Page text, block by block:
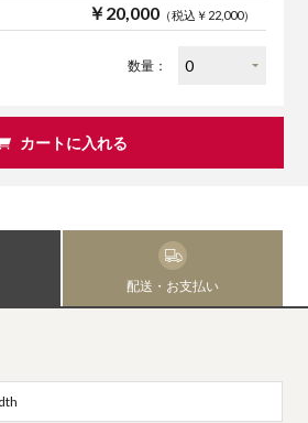
￥20,000（税込￥22,000）
数量：
カートに入れる
配送・お支払い